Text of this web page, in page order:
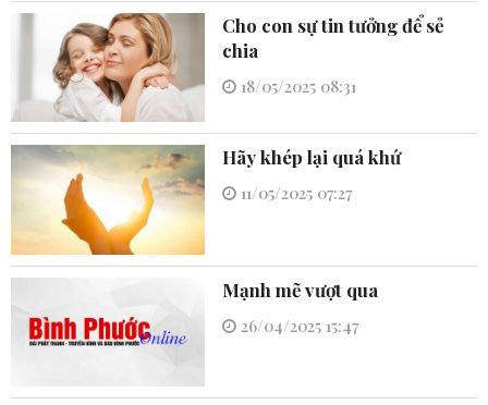
Cho con sự tin tưởng để sẻ
chia
18/05/2025 08:31
Hãy khép lại quá khứ
11/05/2025 07:27
Mạnh mẽ vượt qua
26/04/2025 15:47